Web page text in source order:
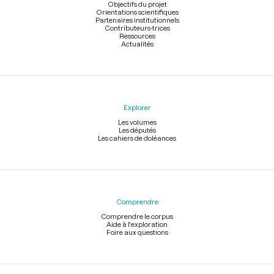
Objectifs du projet
Orientations scientifiques
Partenaires institutionnels
Contributeurs-trices
Ressources
Actualités
Explorer
Les volumes
Les députés
Les cahiers de doléances
Comprendre
Comprendre le corpus
Aide à l'exploration
Foire aux questions